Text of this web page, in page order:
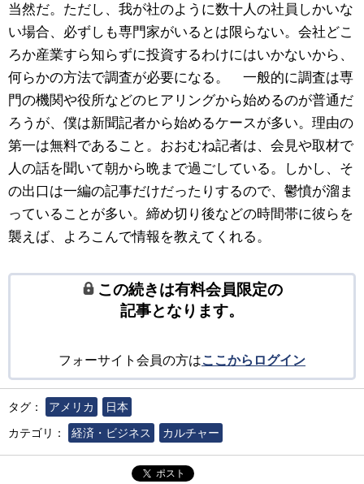
当然だ。ただし、我が社のように数十人の社員しかいな
い場合、必ずしも専門家がいるとは限らない。会社どこ
ろか産業すら知らずに投資するわけにはいかないから、
何らかの方法で調査が必要になる。 一般的に調査は専
門の機関や役所などのヒアリングから始めるのが普通だ
ろうが、僕は新聞記者から始めるケースが多い。理由の
第一は無料であること。おおむね記者は、会見や取材で
人の話を聞いて朝から晩まで過ごしている。しかし、そ
の出口は一編の記事だけだったりするので、鬱憤が溜ま
っていることが多い。締め切り後などの時間帯に彼らを
襲えば、よろこんで情報を教えてくれる。
この続きは有料会員限定の
記事となります。
フォーサイト会員の方はここからログイン
タグ： アメリカ
日本
カテゴリ：
経済・ビジネス カルチャー
ポスト